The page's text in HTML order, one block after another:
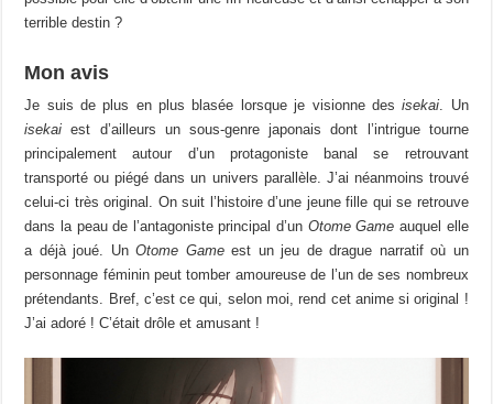
terrible destin ?
Mon avis
Je suis de plus en plus blasée lorsque je visionne desisekai. Un
isekai est d’ailleurs un sous-genre japonais dont l’intrigue tourne
principalement autour d’un protagoniste banal se retrouvant
transporté ou piégé dans un univers parallèle. J’ai néanmoins trouvé
celui-ci très original. On suit l’histoire d’une jeune fille qui se retrouve
dans la peau de l’antagoniste principal d’un Otome Gameauquel elle
a déjà joué. UnOtome Gameest un jeu de drague narratif où un
personnage féminin peut tomber amoureuse de l’un de ses nombreux
prétendants. Bref, c’est ce qui, selon moi, rend cet anime si original !
J’ai adoré ! C’était drôle et amusant !